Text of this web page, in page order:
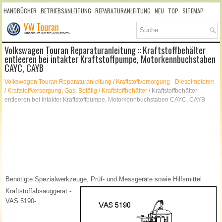
HANDBÜCHER BETRIEBSANLEITUNG REPARATURANLEITUNG NEU TOP SITEMAP
SUCHLAUF
Volkswagen Touran Reparaturanleitung :: Kraftstoffbehälter
entleeren bei intakter Kraftstoffpumpe, Motorkennbuchstaben
CAYC, CAYB
Volkswagen Touran Reparaturanleitung / Kraftstoffversorgung - Dieselmotoren
/ Kraftstoffversorgung, Gas, Betätig / Kraftstoffbehälter / Kraftstoffbehälter
entleeren bei intakter Kraftstoffpumpe, Motorkennbuchstaben CAYC, CAYB
Benötigte Spezialwerkzeuge, Prüf- und Messgeräte sowie Hilfsmittel
Kraftstoffabsauggerät -
VAS 5190-